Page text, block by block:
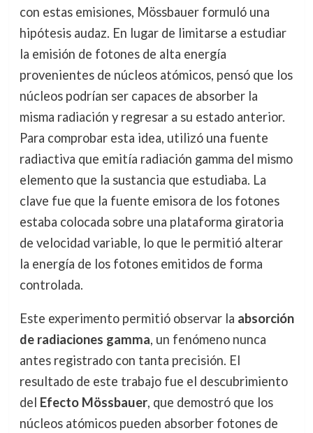
con estas emisiones, Mössbauer formuló una
hipótesis audaz. En lugar de limitarse a estudiar
la emisión de fotones de alta energía
provenientes de núcleos atómicos, pensó que los
núcleos podrían ser capaces de absorber la
misma radiación y regresar a su estado anterior.
Para comprobar esta idea, utilizó una fuente
radiactiva que emitía radiación gamma del mismo
elemento que la sustancia que estudiaba. La
clave fue que la fuente emisora de los fotones
estaba colocada sobre una plataforma giratoria
de velocidad variable, lo que le permitió alterar
la energía de los fotones emitidos de forma
controlada.
Este experimento permitió observar la absorción
de radiaciones gamma, un fenómeno nunca
antes registrado con tanta precisión. El
resultado de este trabajo fue el descubrimiento
del Efecto Mössbauer, que demostró que los
núcleos atómicos pueden absorber fotones de